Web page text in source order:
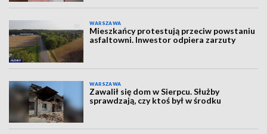
WARSZAWA
Mieszkańcy protestują przeciw powstaniu
asfaltowni. Inwestor odpiera zarzuty
WARSZAWA
Zawalił się dom w Sierpcu. Służby
sprawdzają, czy ktoś był w środku